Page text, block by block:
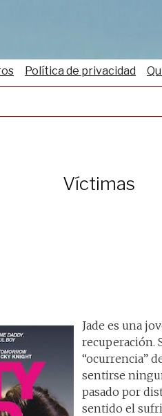
Política de privacidad
Víctimas
Jade es una
recuperación.
“ocurrencia”
sentirse
pasado por
sentido el